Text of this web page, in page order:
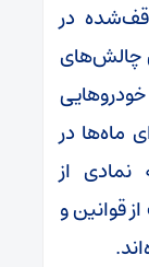
در
چالش‌های
ماه‌ها در
نمادی از
قوانین و